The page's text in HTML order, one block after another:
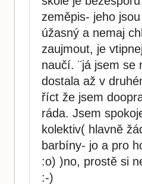
zeměpis- jeho
úžasný a nemaj
zaujmout, je
naučí. ¨já jsem se
dostala až v
říct že jsem
ráda. Jsem
kolektiv( hlavně
barbíny- jo a pro
:o) )no, prostě si
:-)